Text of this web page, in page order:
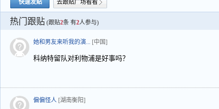
快速发贴 去跟贴广场看看
热门跟贴 (跟贴2条 有2人参与)
她和男友来听我的演... [中国]
科纳特留队对利物浦是好事吗？
偏偏怪人 [湖南衡阳]